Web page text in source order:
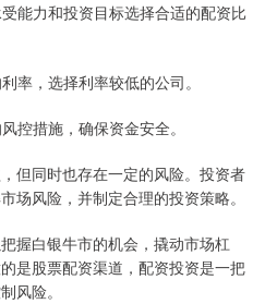
能力和投资目标选择合适的配资比
率，选择利率较低的公司。
控措施，确保资金安全。
但同时也存在一定的风险。投资者
场风险，并制定合理的投资策略。
握白银牛市的机会，撬动市场杠
是股票配资渠道，配资投资是一把
风险。